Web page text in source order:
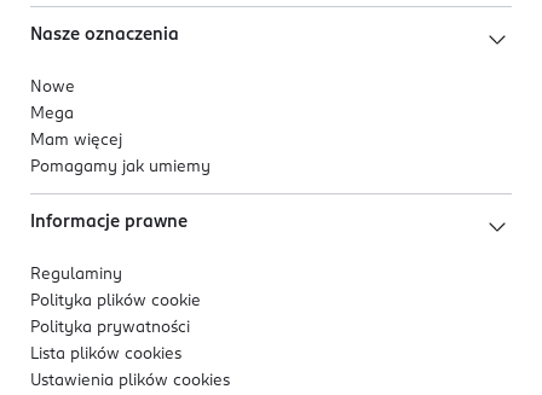
Nasze oznaczenia
Nowe
Mega
Mam więcej
Pomagamy jak umiemy
Informacje prawne
Regulaminy
Polityka plików cookie
Polityka prywatności
Lista plików cookies
Ustawienia plików cookies